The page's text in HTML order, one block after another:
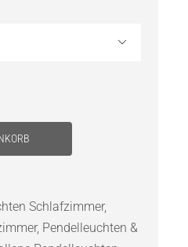

Schlafzimmer,
, Pendelleuchten &